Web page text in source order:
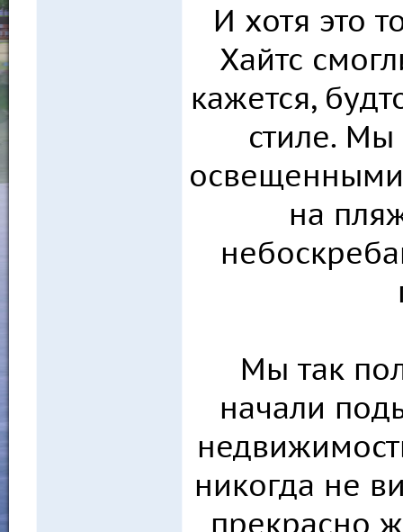
И хотя это
Хайтс
кажется,
стиле.
на
Мы так
начали
никогда не
прекрасно